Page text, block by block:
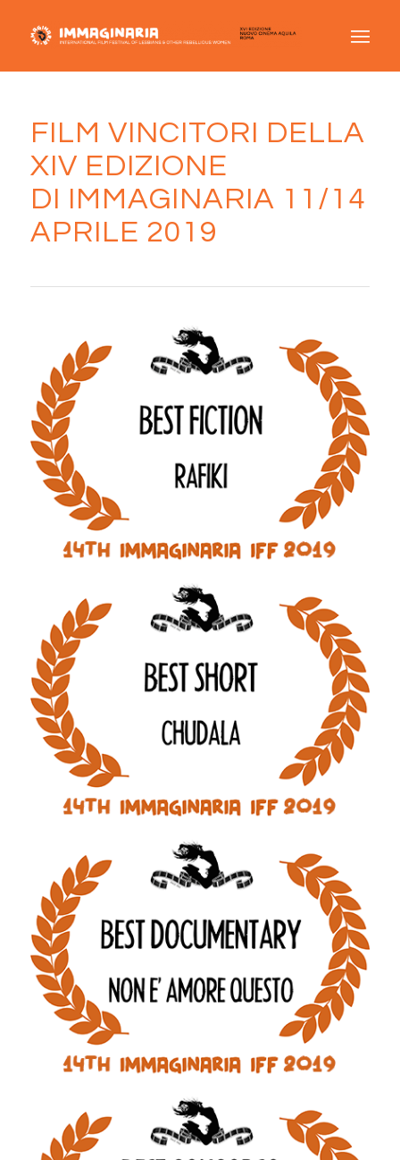
FILM VINCITORI DELLA
XIV EDIZIONE
DI IMMAGINARIA 11/14
APRILE 2019